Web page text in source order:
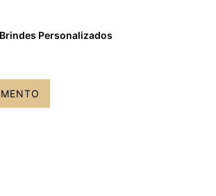
Brindes Personalizados